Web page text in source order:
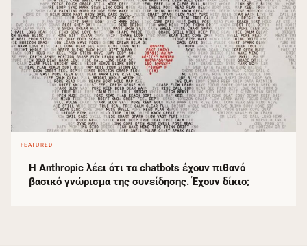
FEATURED
Η Anthropic λέει ότι τα chatbots έχουν πιθανό
βασικό γνώρισμα της συνείδησης. Έχουν δίκιο;